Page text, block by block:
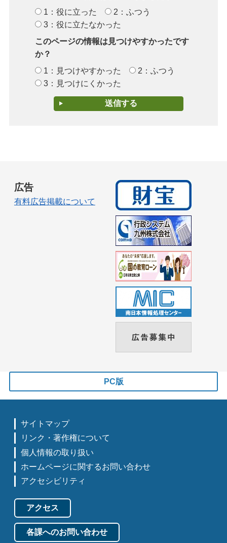
1：役に立った
2：ふつう
3：役に立たなかった
このページの情報は見つけやすかったです
か？
1：見つけやすかった
2：ふつう
3：見つけにくかった
広告
有料広告掲載について
PC版
サイトマップ
リンク・著作権について
個人情報の取り扱い
ホームページに関するお問い合わせ
アクセシビリティ
アクセス
各課へのお問い合わせ